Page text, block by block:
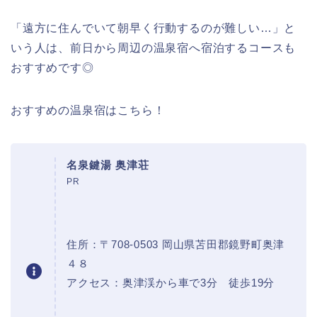
「遠方に住んでいて朝早く行動するのが難しい…」と
いう人は、前日から周辺の温泉宿へ宿泊するコースも
おすすめです◎
おすすめの温泉宿はこちら！
名泉鍵湯 奥津荘
PR
住所：〒708-0503 岡山県苫田郡鏡野町奥津
４８
アクセス：奥津渓から車で3分 徒歩19分